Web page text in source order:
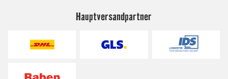
Hauptversandpartner